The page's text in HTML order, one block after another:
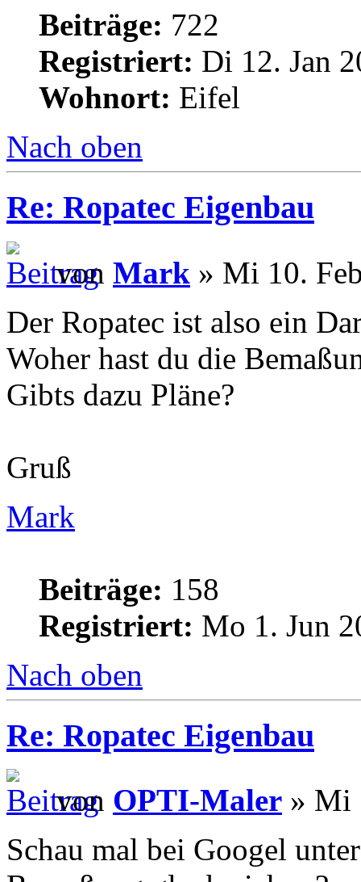
Beiträge: 722
Registriert: Di 12. Jan
Wohnort: Eifel
Nach oben
Re: Ropatec Eigenbau
von Mark » Mi 10.
Der Ropatec ist also ein
Woher hast du die
Gibts dazu Pläne?
Gruß
Mark
Beiträge: 158
Registriert: Mo 1. Jun
Nach oben
Re: Ropatec Eigenbau
von OPTI-Maler » Mi
Schau mal bei Googel